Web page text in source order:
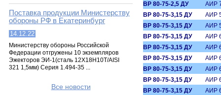
Поставка продукции Министерству
обороны РФ в Екатеринбург
14.12.22
Министерству обороны Российской
Федерации отгружены 10 экземпляров
Эжекторов ЭИ-1(сталь 12Х18Н10Т/AISI
321 1,5мм) Серия 1.494-35 ...
Все новости
ВР 80-75-2,5 ДУ
АИР
ВР 80-75-3,15 ДУ
АИР
ВР 80-75-3,15 ДУ
АИР
ВР 80-75-3,15 ДУ
АИР
ВР 80-75-3,15 ДУ
АИР
ВР 80-75-3,15 ДУ
АИР
ВР 80-75-3,15 ДУ
АИР
ВР 80-75-3,15 ДУ
АИР
ВР 80-75-3,15 ДУ
АИР